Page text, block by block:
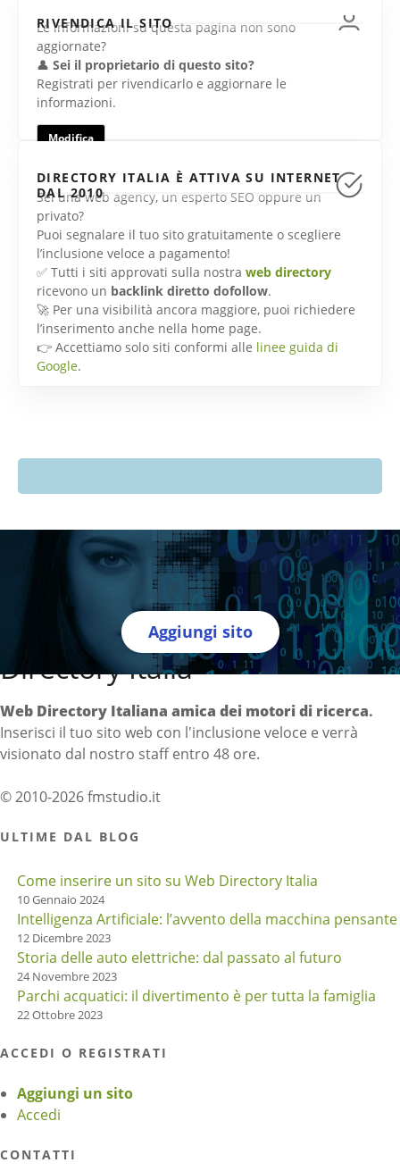
RIVENDICA IL SITO
Le informazioni su questa pagina non sono
aggiornate?
👤 Sei il proprietario di questo sito?
Registrati per rivendicarlo e aggiornare le
informazioni.
Modifica
DIRECTORY ITALIA È ATTIVA SU INTERNET
DAL 2010
Sei una web agency, un esperto SEO oppure un
privato?
Puoi segnalare il tuo sito gratuitamente o scegliere
l’inclusione veloce a pagamento!
✅ Tutti i siti approvati sulla nostra web directory
ricevono un backlink diretto dofollow.
🚀 Per una visibilità ancora maggiore, puoi richiedere
l’inserimento anche nella home page.
👉 Accettiamo solo siti conformi alle linee guida di
Google.
Aggiungi sito
Directory Italia
Web Directory Italiana amica dei motori di ricerca.
Inserisci il tuo sito web con l'inclusione veloce e verrà
visionato dal nostro staff entro 48 ore.
© 2010-2026 fmstudio.it
ULTIME DAL BLOG
Come inserire un sito su Web Directory Italia
10 Gennaio 2024
Intelligenza Artificiale: l’avvento della macchina pensante
12 Dicembre 2023
Storia delle auto elettriche: dal passato al futuro
24 Novembre 2023
Parchi acquatici: il divertimento è per tutta la famiglia
22 Ottobre 2023
ACCEDI O REGISTRATI
Aggiungi un sito
Accedi
CONTATTI